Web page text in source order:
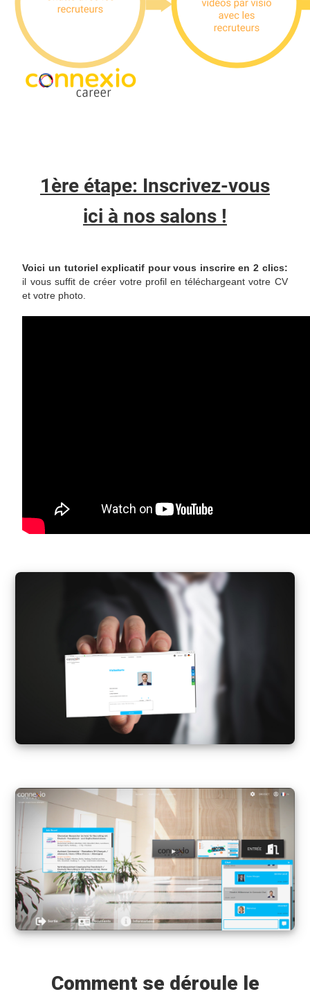
1ère étape: Inscrivez-vous
ici à nos salons !
Voici un tutoriel explicatif pour vous inscrire en 2 clics:
il vous suffit de créer votre profil en téléchargeant votre CV
et votre photo.
Comment se déroule le